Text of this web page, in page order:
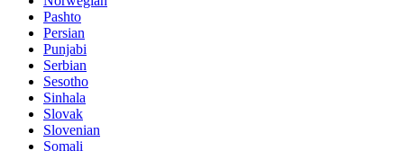
Pashto
Persian
Punjabi
Serbian
Sesotho
Sinhala
Slovak
Slovenian
Somali